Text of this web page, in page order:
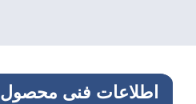
اطلاعات فنی محصول